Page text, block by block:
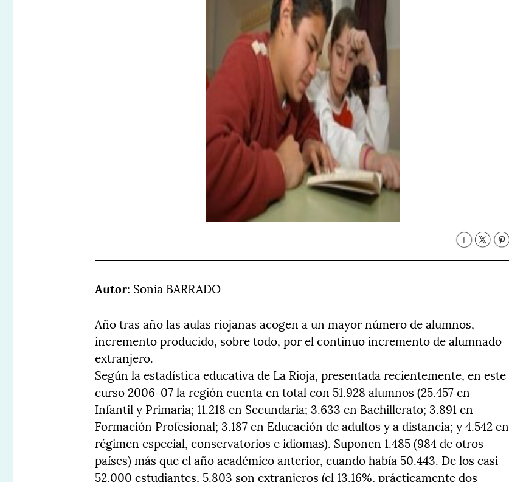
Autor: Sonia BARRADO
Año tras año las aulas riojanas acogen a un mayor número de alumnos,
incremento producido, sobre todo, por el continuo incremento de alumnado
extranjero.
Según la estadística educativa de La Rioja, presentada recientemente, en este
curso 2006-07 la región cuenta en total con 51.928 alumnos (25.457 en
Infantil y Primaria; 11.218 en Secundaria; 3.633 en Bachillerato; 3.891 en
Formación Profesional; 3.187 en Educación de adultos y a distancia; y 4.542 en
régimen especial, conservatorios e idiomas). Suponen 1.485 (984 de otros
países) más que el año académico anterior, cuando había 50.443. De los casi
52.000 estudiantes, 5.803 son extranjeros (el 13,16%, prácticamente dos